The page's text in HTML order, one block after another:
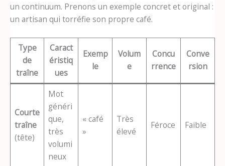
un continuum. Prenons un exemple concret et original :
un artisan qui torréfie son propre café.
Type
de
traîne
Caract
éristiq
ues
Exemp
le
Volum
e
Concu
rrence
Conve
rsion
Courte
traîne
(tête)
Mot
généri
que,
très
volumi
neux
« café
»
Très
élevé
Féroce Faible